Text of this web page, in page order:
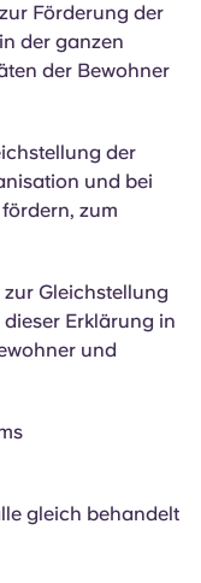
Förderung der
der ganzen
der Bewohner
der
und bei
zum
Gleichstellung
Erklärung in
und
gleich behandelt